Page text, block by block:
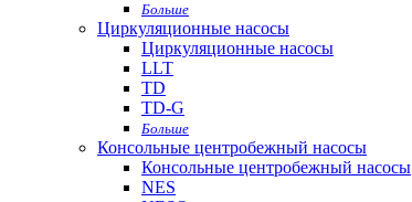
Больше
Циркуляционные насосы
Циркуляционные насосы
LLT
TD
TD-G
Больше
Консольные центробежный насосы
Консольные центробежный насосы
NES